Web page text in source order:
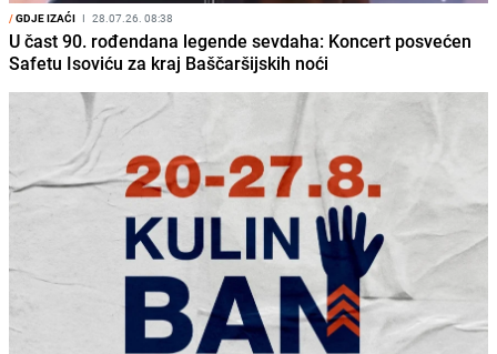
/GDJE IZAĆI I 28.07.26. 08:38
U čast 90. rođendana legende sevdaha: Koncert posvećen
Safetu Isoviću za kraj Baščaršijskih noći